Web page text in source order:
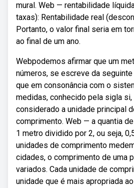
mural. Web — rentabilidade
taxas): Rentabilidade real
Portanto, o valor final seria em
ao final de um ano.
Webpodemos afirmar que um
números, se escreve da
que em consonância com o
medidas, conhecido pela sigla
considerado a unidade principal
comprimento. Web — a quantia
1 metro dividido por 2, ou seja,
unidades de comprimento
cidades, o comprimento de uma
variados. Cada unidade de
unidade que é mais apropriada